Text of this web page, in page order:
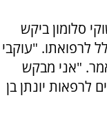
סלומון ביקש
לרפואתו. "עוקבי
"אני מבקש
יונתן בן